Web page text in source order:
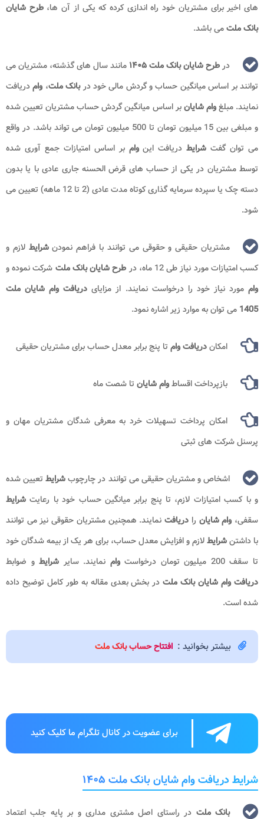
های اخیر برای مشتریان خود راه اندازی کرده که یکی از آن ها، طرح شایان
بانک ملتمی باشد.
درطرح شایان بانک ملت ۱۴۰۵
مانند سال های گذشته، مشتریان می
توانند بر اساس میانگین حساب و گردش مالی خود دربانک ملت، وامدریافت
نمایند. مبلغوام شایانبر اساس میانگین گردش حساب مشتریان تعیین شده
و مبلغی بین 15 میلیون تومان تا 500 میلیون تومان می تواند باشد. در واقع
می توان گفت شرایط دریافت اینوامبر اساس امتیازات جمع آوری شده
توسط مشتریان در یکی از حساب های قرض الحسنه جاری عادی با یا بدون
دسته چک یا سپرده سرمایه گذاری کوتاه مدت عادی (2 تا 12 ماهه) تعیین می
شود.
مشتریان حقیقی و حقوقی می توانند با فراهم نمودنشرایطلازم و
کسب امتیازات مورد نیاز طی 12 ماه، در
طرح شایان بانک ملت شرکت نموده و
واممورد نیاز خود را درخواست نمایند. از مزایای دریافت وام شایان ملت
1405 می توان به موارد زیر اشاره نمود.
امکاندریافت وام تا پنج برابر معدل حساب برای مشتریان حقیقی
بازپرداخت اقساطوام شایان تا شصت ماه
امکان پرداخت تسهیلات خرد به معرفی شدگان مشتریان مهان و
پرسنل شرکت های ثبتی
اشخاص و مشتریان حقیقی می توانند در چارچوبشرایط تعیین شده
و با کسب امتیازات لازم، تا پنج برابر میانگین حساب خود با رعایت شرایط
سقفی، وام شایان را دریافت نمایند. همچنین مشتریان حقوقی نیز می توانند
با داشتنشرایطلازم و افزایش معدل حساب، برای هر یک از بیمه شدگان خود
تا سقف 200 میلیون تومان درخواست
وام نمایند. سایر شرایطو ضوابط
دریافت وام شایان بانک ملتدر بخش بعدی مقاله به طور کامل توضیح داده
شده است.
بیشتر بخوانید : افتتاح حساب بانک ملت
برای عضویت در کانال تلگرام ما کلیک کنید
شرایط دریافت وام شایان بانک ملت ۱۴۰۵
بانک ملت در راستای اصل مشتری مداری و بر پایه جلب اعتماد